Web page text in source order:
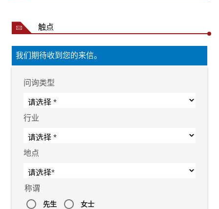
触点
我们期待收到您的来信。
问询类型
行业
地点
称谓
先生 女士